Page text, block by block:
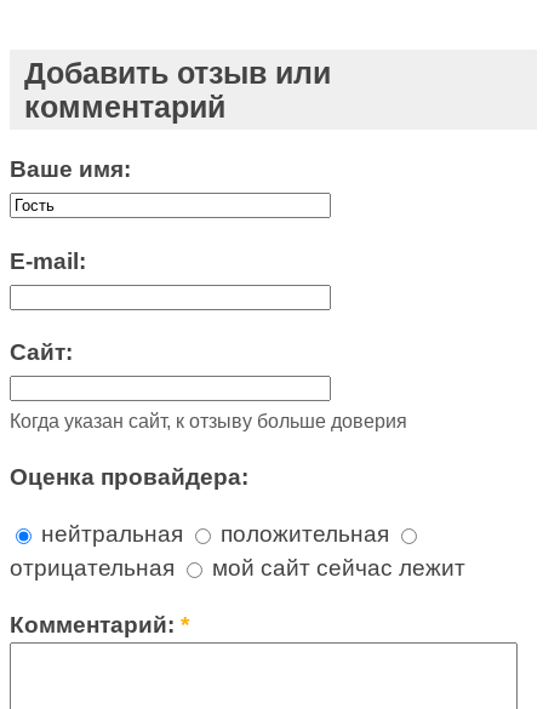
Добавить отзыв или
комментарий
Ваше имя:
E-mail:
Сайт:
Когда указан сайт, к отзыву больше доверия
Оценка провайдера:
нейтральная
положительная
отрицательная
мой сайт сейчас лежит
Комментарий:*